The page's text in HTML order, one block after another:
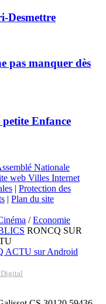
Desmettre
pas manquer dès
Enfance
| Protection des
| Plan du site
/Economie
RONCQ SUR
Digital